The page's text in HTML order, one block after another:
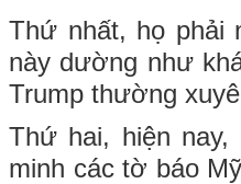
Thứ nhất, họ phải
này dường như
Trump thường
Thứ hai, hiện nay,
minh các tờ báo